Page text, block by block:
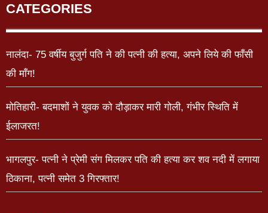
CATEGORIES
नालंदा- 75 वर्षीय बुजुर्ग पति ने की पत्नी की हत्या, अपने लिये की फाँसी
की माँग!
मोतिहारी- बदमाशों ने युवक को दौड़ाकर मारी गोली, गंभीर स्थिति में
ईलाजरत!
भागलपुर- पत्नी ने प्रेमी संग मिलकर पति की हत्या कर शव नदी में लगाया
ठिकाना, पत्नी समेत 3 गिरफ्तार!